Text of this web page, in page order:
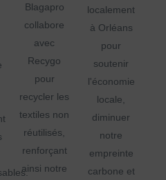
Blagapro
collabore
avec
Recygo
pour
recycler les
textiles non
réutilisés,
renforçant
ainsi notre
localement
à Orléans
pour
soutenir
l'économie
locale,
diminuer
notre
empreinte
carbone et